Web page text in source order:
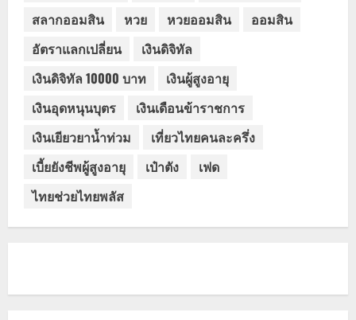
สลากออมสิน
หวย หวยออมสิน
ออมสิน
อัตราแลกเปลี่ยน
เงินดิจิทัล
เงินดิจิทัล 10000 บาท
เงินผู้สูงอายุ
เงินอุดหนุนบุตร
เงินเดือนข้าราชการ
เงินเยียวยาน้ำท่วม
เที่ยวไทยคนละครึ่ง
เบี้ยยังชีพผู้สูงอายุ
เป๋าตัง
เฟด
ไทยช่วยไทยพลัส